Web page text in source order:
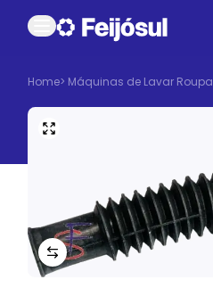
Home> Máquinas de Lavar Roupa